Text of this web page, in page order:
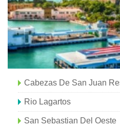
Cabezas De San Juan
Rio Lagartos
San Sebastian Del Oeste